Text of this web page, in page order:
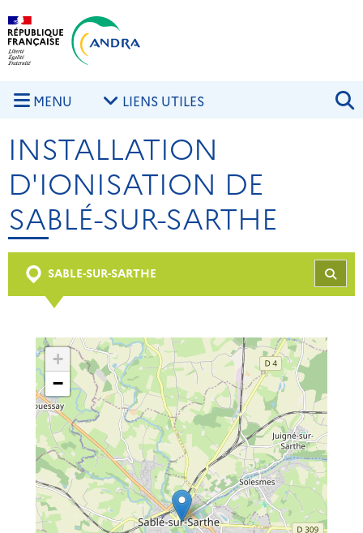
Aller au contenu principal
MENU LIENS UTILES
INSTALLATION
D'IONISATION DE
SABLÉ-SUR-SARTHE
SABLE-SUR-SARTHE
+
−